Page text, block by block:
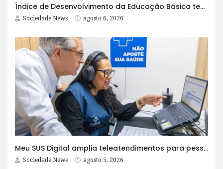
Índice de Desenvolvimento da Educação Básica tem elevação em todas as etapas
Sociedade News agosto 6, 2026
Meu SUS Digital amplia teleatendimentos para pessoas com problemas com jogos e apostas
Sociedade News agosto 5, 2026